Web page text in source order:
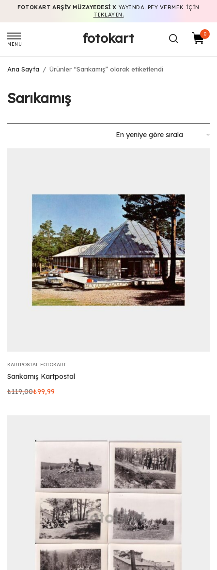
FOTOKART ARŞIV MÜZAYEDESI X YAYINDA. PEY VERMEK IÇIN
TIKLAYIN.
MENÜ fotokart 0
Ana Sayfa / Ürünler “Sarıkamış” olarak etiketlendi
Sarıkamış
KARTPOSTAL-FOTOKART
Sarıkamış Kartpostal
₺119,00₺99,99